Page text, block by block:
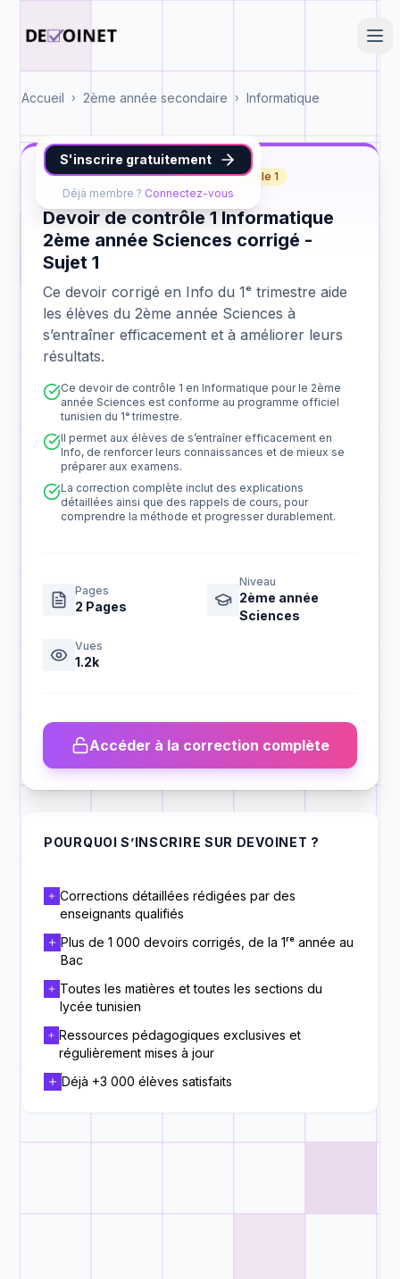
Accueil › 2ème année secondaire › Informatique
S'inscrire gratuitement
Déjà membre ? Connectez-vous
Info 2ème année Sciences contrôle 1
Devoir de contrôle 1 Informatique
2ème année Sciences corrigé -
Sujet 1
Ce devoir corrigé en Info du 1ᵉ trimestre aide
les élèves du 2ème année Sciences à
s’entraîner efficacement et à améliorer leurs
résultats.
Ce devoir de contrôle 1 en Informatique pour le 2ème
année Sciences est conforme au programme officiel
tunisien du 1ᵉ trimestre.
Il permet aux élèves de s’entraîner efficacement en
Info, de renforcer leurs connaissances et de mieux se
préparer aux examens.
La correction complète inclut des explications
détaillées ainsi que des rappels de cours, pour
comprendre la méthode et progresser durablement.
Pages
2 Pages
Niveau
2ème année
Sciences
Vues
1.2k
Accéder à la correction complète
POURQUOI S’INSCRIRE SUR DEVOINET ?
Corrections détaillées rédigées par des
enseignants qualifiés
Plus de 1 000 devoirs corrigés, de la 1ʳᵉ année au
Bac
Toutes les matières et toutes les sections du
lycée tunisien
Ressources pédagogiques exclusives et
régulièrement mises à jour
Déjà +3 000 élèves satisfaits